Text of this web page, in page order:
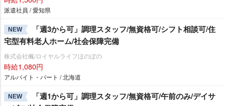
派遣社員 / 愛知県
NEW
「週3から可」調理スタッフ/無資格可/シフト相談可/住
宅型有料老人ホーム/社会保障完備
株式会社楓/ロイヤルライフほのぼの
時給1,080円
アルバイト・パート / 北海道
NEW
「週1から可」調理スタッフ/無資格可/午前のみ/デイサ